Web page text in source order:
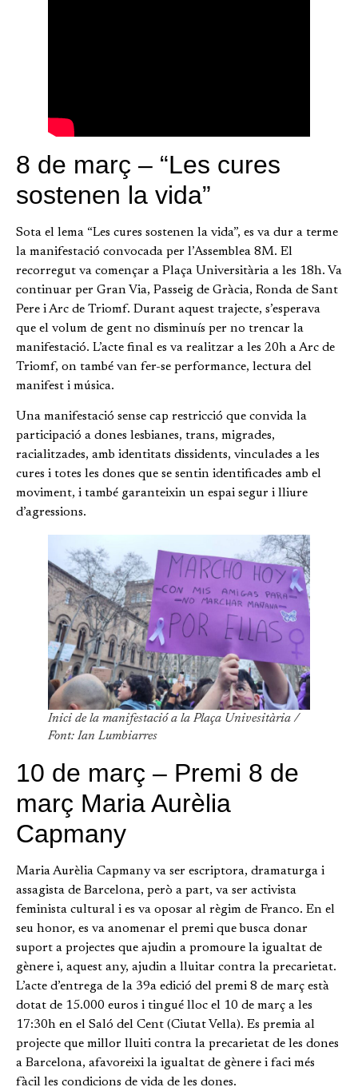
8 de març – “Les cures
sostenen la vida”
Sota el lema “Les cures sostenen la vida”, es va dur a terme
la manifestació convocada per l’Assemblea 8M. El
recorregut va començar a Plaça Universitària a les 18h. Va
continuar per Gran Via, Passeig de Gràcia, Ronda de Sant
Pere i Arc de Triomf. Durant aquest trajecte, s’esperava
que el volum de gent no disminuís per no trencar la
manifestació. L’acte final es va realitzar a les 20h a Arc de
Triomf, on també van fer-se performance, lectura del
manifest i música.
Una manifestació sense cap restricció que convida la
participació a dones lesbianes, trans, migrades,
racialitzades, amb identitats dissidents, vinculades a les
cures i totes les dones que se sentin identificades amb el
moviment, i també garanteixin un espai segur i lliure
d’agressions.
Inici de la manifestació a la Plaça Univesitària /
Font: Ian Lumbiarres
10 de març – Premi 8 de
març Maria Aurèlia
Capmany
Maria Aurèlia Capmany va ser escriptora, dramaturga i
assagista de Barcelona, però a part, va ser activista
feminista cultural i es va oposar al règim de Franco. En el
seu honor, es va anomenar el premi que busca donar
suport a projectes que ajudin a promoure la igualtat de
gènere i, aquest any, ajudin a lluitar contra la precarietat.
L’acte d’entrega de la 39a edició del premi 8 de març està
dotat de 15.000 euros i tingué lloc el 10 de març a les
17:30h en el Saló del Cent (Ciutat Vella). Es premia al
projecte que millor lluiti contra la precarietat de les dones
a Barcelona, afavoreixi la igualtat de gènere i faci més
fàcil les condicions de vida de les dones.